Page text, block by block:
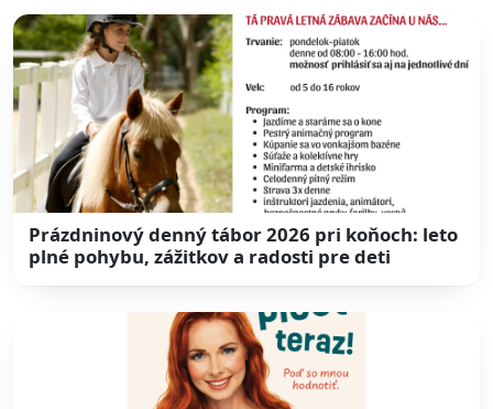
Prázdninový denný tábor 2026 pri koňoch: leto
plné pohybu, zážitkov a radosti pre deti